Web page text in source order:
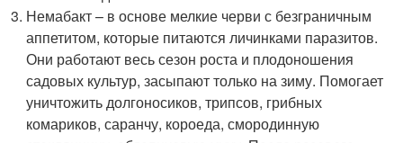
Немабакт – в основе мелкие черви с безграничным
аппетитом, которые питаются личинками паразитов.
Они работают весь сезон роста и плодоношения
садовых культур, засыпают только на зиму. Помогает
уничтожить долгоносиков, трипсов, грибных
комариков, саранчу, короеда, смородинную